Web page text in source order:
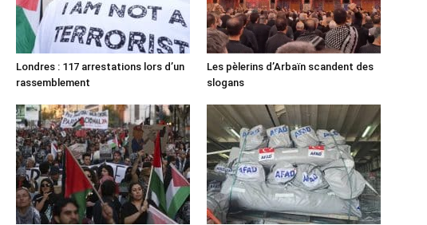
Londres : 117 arrestations lors d’un
rassemblement
Les pèlerins d’Arbaïn scandent des
slogans